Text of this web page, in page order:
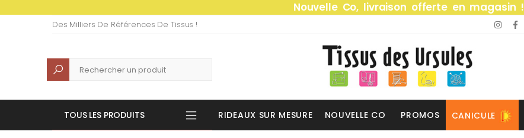
Nouvelle Co, livraison offerte en magasin !
Des Milliers De Références De Tissus !
Recherche
TOUS LES PRODUITS RIDEAUX SUR MESURE NOUVELLE CO PROMOS CANICULE